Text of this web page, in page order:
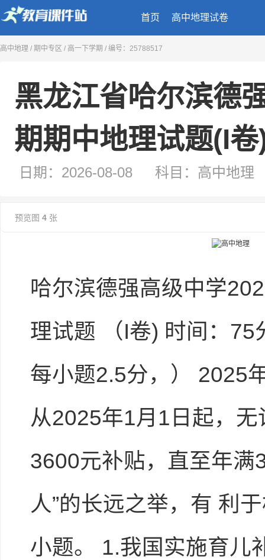
首页 高中地理试卷
高中地理 / 期中专区 / 高一下学期 / 编号：25788517
黑龙江省哈尔滨德强高级中学2025-2026
日期：2026-08-08 科目：高中地理 类型：试卷 来源：二一教育课件站
预览图 4 张
哈尔滨德强高级中学
理试题 （I卷) 时间：
每小题2.5分，） 2025
从2025年1月1日起，
3600元补贴，直至年满
人”的长远之举，有 利
小题。 1.我国实施育儿